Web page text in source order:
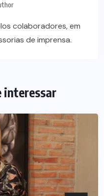
colaboradores, em
de imprensa.
interessar